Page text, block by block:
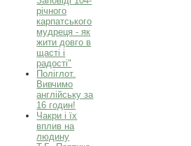
річного
карпатського
мудреця - як
жити довго в
щасті і
радості"
Поліглот.
Вивчимо
англійську за
16 годин!
Чакри і їх
вплив на
людину